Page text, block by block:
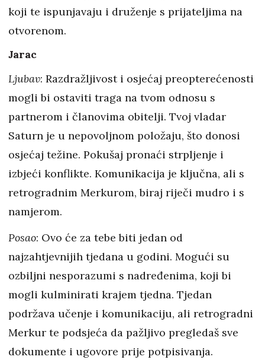
koji te ispunjavaju i druženje s prijateljima na
otvorenom.
Jarac
Ljubav: Razdražljivost i osjećaj preopterećenosti
mogli bi ostaviti traga na tvom odnosu s
partnerom i članovima obitelji. Tvoj vladar
Saturn je u nepovoljnom položaju, što donosi
osjećaj težine. Pokušaj pronaći strpljenje i
izbjeći konflikte. Komunikacija je ključna, ali s
retrogradnim Merkurom, biraj riječi mudro i s
namjerom.
Posao: Ovo će za tebe biti jedan od
najzahtjevnijih tjedana u godini. Mogući su
ozbiljni nesporazumi s nadređenima, koji bi
mogli kulminirati krajem tjedna. Tjedan
podržava učenje i komunikaciju, ali retrogradni
Merkur te podsjeća da pažljivo pregledaš sve
dokumente i ugovore prije potpisivanja.